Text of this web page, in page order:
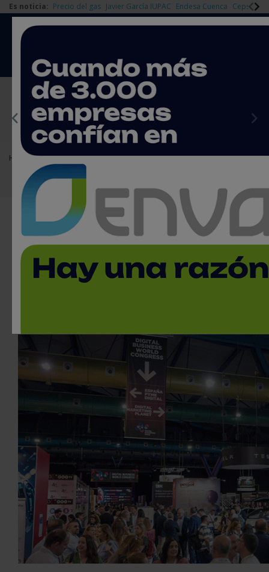
Es noticia: Precio del gas Javier García IUPAC Endesa Cuenca Cepsa
Redes Sociales Es noticia | Login empresas Registro
EMPRESAS PREMIUM
Home Agenda Ferias y Congresos DES 2025
DES 2025
Ferias y Congresos